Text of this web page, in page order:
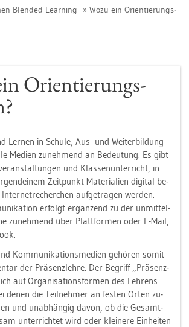
Blen­ded Learning
Wozu ein Ori­en­tie­rungs­
Ori­en­tie­rungs­
Ler­nen in Schu­le, Aus- und Wei­ter­bil­dung
Me­di­en zu­neh­mend an Be­deu­tung. Es gibt
und Klas­sen­un­ter­richt, in
Zeit­punkt Ma­te­ria­li­en di­gi­tal be­
auf­ge­tra­gen wer­den.
er­folgt er­gän­zend zu der un­mit­tel­
zu­neh­mend über Platt­for­men oder E-Mail,
Kom­mu­ni­ka­ti­ons­me­di­en ge­hö­ren somit
der Prä­senz­leh­re. Der Be­griff „Prä­senz­
auf Or­ga­ni­sa­ti­ons­for­men des Leh­rens
denen die Teil­neh­mer an fes­ten Orten zu­
und un­ab­hän­gig davon, ob die Ge­samt­
un­ter­rich­tet wird oder klei­ne­re Ein­hei­ten